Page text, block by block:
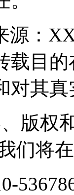
源：
载目
对其
版权
们将